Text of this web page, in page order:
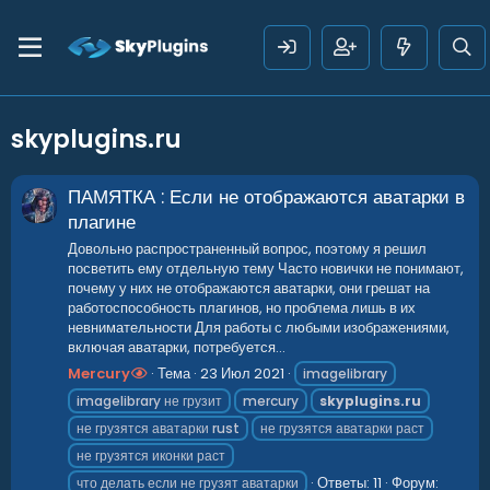
skyplugins.ru
ПАМЯТКА : Если не отображаются аватарки в
плагине
Довольно распространенный вопрос, поэтому я решил
посветить ему отдельную тему Часто новички не понимают,
почему у них не отображаются аватарки, они грешат на
работоспособность плагинов, но проблема лишь в их
невнимательности Для работы с любыми изображениями,
включая аватарки, потребуется...
Mercury
Тема 23 Июл 2021
imagelibrary
imagelibrary не грузит
mercury
skyplugins.ru
не грузятся аватарки rust
не грузятся аватарки раст
не грузятся иконки раст
что делать если не грузят аватарки
Ответы: 11 Форум: